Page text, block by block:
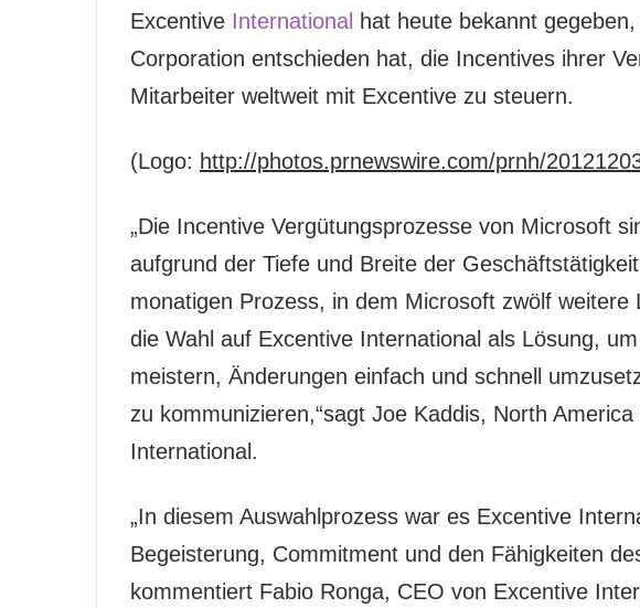
Excentive International hat heute bekannt
Corporation entschieden hat, die Incentives ihrer
Mitarbeiter weltweit mit Excentive zu steuern.
(Logo: http://photos.prnewswire.com/prnh/
„Die Incentive Vergütungsprozesse von Microsoft
aufgrund der Tiefe und Breite der
monatigen Prozess, in dem Microsoft zwölf weitere
die Wahl auf Excentive International als Lösung,
meistern, Änderungen einfach und schnell
zu kommunizieren,“sagt Joe Kaddis, North
International.
„In diesem Auswahlprozess war es Excentive
Begeisterung, Commitment und den Fähigkeiten
kommentiert Fabio Ronga, CEO von Excentive